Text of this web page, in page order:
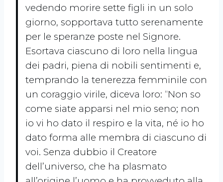
vedendo morire sette figli in un solo
giorno, sopportava tutto serenamente
per le speranze poste nel Signore.
Esortava ciascuno di loro nella lingua
dei padri, piena di nobili sentimenti e,
temprando la tenerezza femminile con
un coraggio virile, diceva loro: “Non so
come siate apparsi nel mio seno; non
io vi ho dato il respiro e la vita, né io ho
dato forma alle membra di ciascuno di
voi. Senza dubbio il Creatore
dell’universo, che ha plasmato